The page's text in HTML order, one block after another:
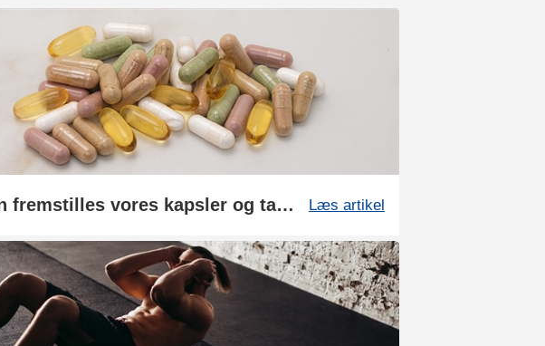
Sådan fremstilles vores kapsler og tabletter Læs artikel